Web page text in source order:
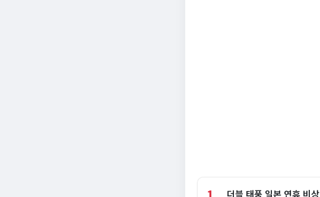
더블 태풍 일본 연휴 비상